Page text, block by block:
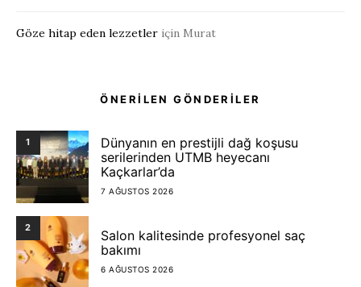
Göze hitap eden lezzetler için Murat
ÖNERİLEN GÖNDERİLER
1
Dünyanın en prestijli dağ koşusu
serilerinden UTMB heyecanı
Kaçkarlar’da
7 AĞUSTOS 2026
2
Salon kalitesinde profesyonel saç
bakımı
6 AĞUSTOS 2026